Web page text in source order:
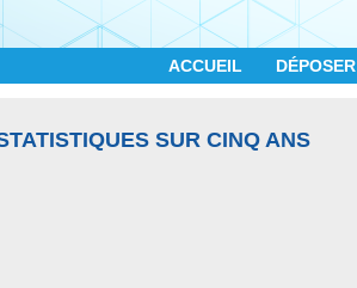
ACCUEIL DÉPOSER
SUR CINQ ANS